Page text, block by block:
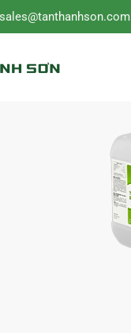
sales@tanthanhson.com